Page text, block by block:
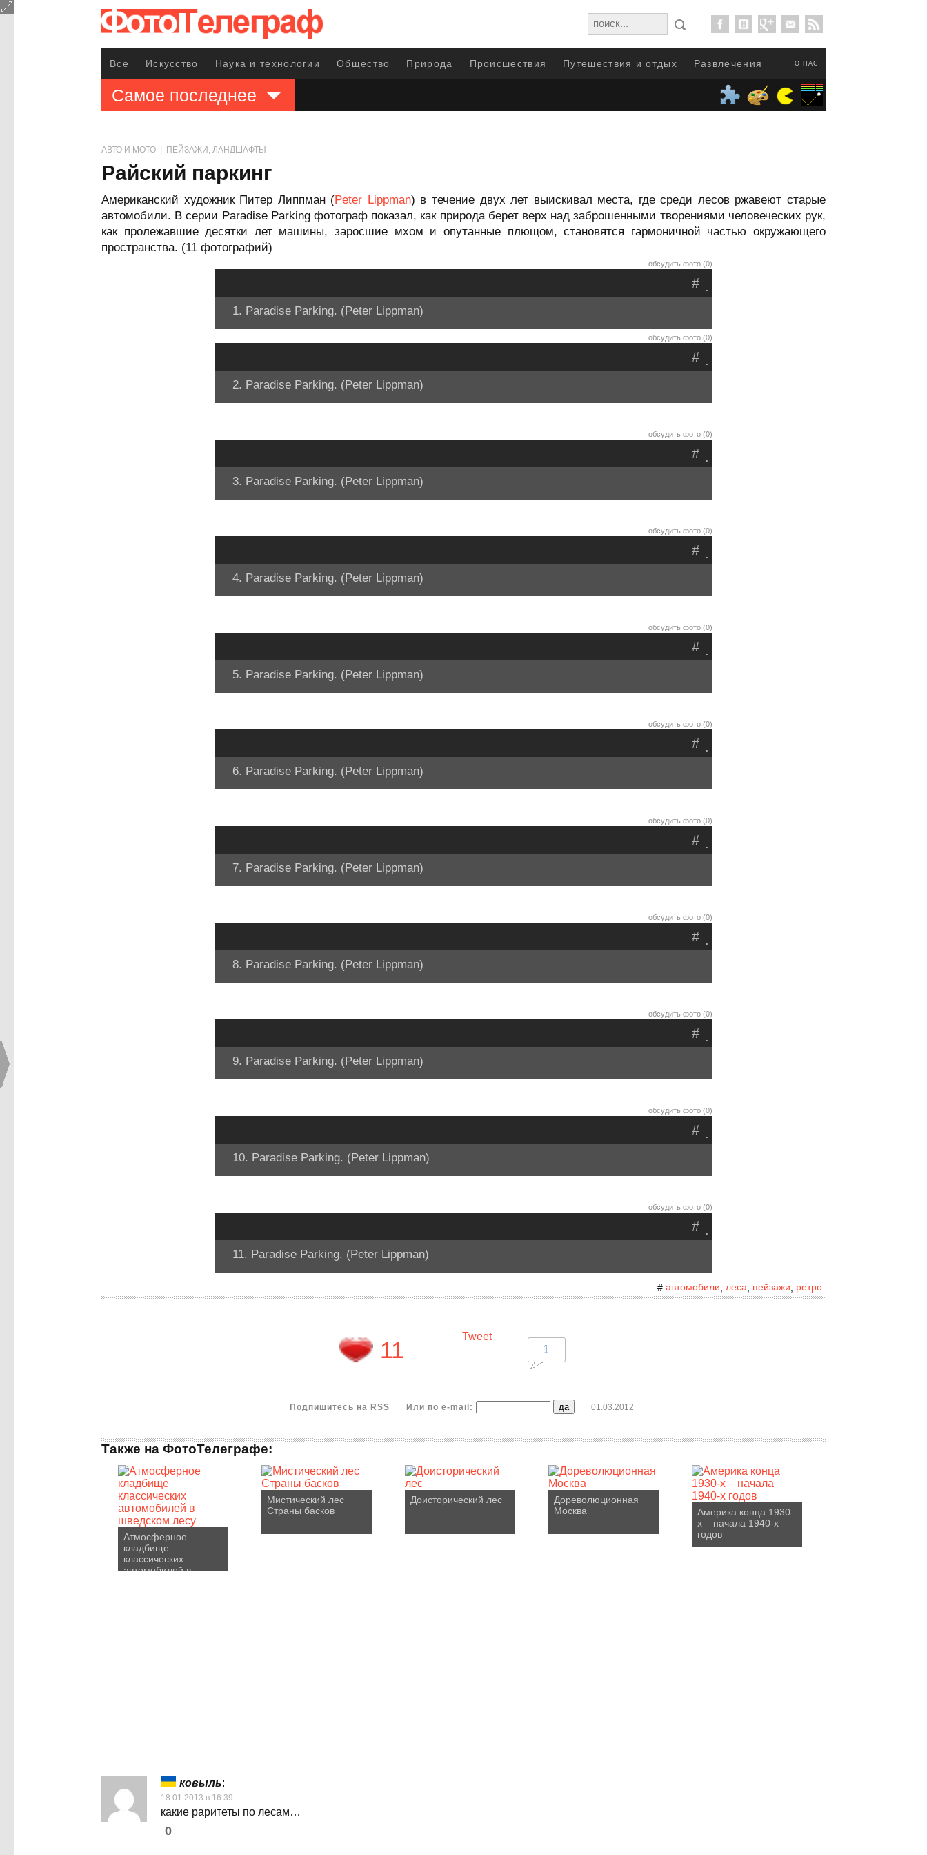
О НАС
Все Искусство Наука и технологии Общество Природа Происшествия Путешествия и отдых Развлечения
Самое последнее
АВТО И МОТО ПЕЙЗАЖИ, ЛАНДШАФТЫ
Райский паркинг
Американский художник Питер Липпман (Peter Lippman) в течение двух лет выискивал места, где среди лесов ржавеют старые
автомобили. В серии Paradise Parking фотограф показал, как природа берет верх над заброшенными творениями человеческих рук,
как пролежавшие десятки лет машины, заросшие мхом и опутанные плющом, становятся гармоничной частью окружающего
пространства. (11 фотографий)
обсудить фото (0)
.
#
1. Paradise Parking. (Peter Lippman)
обсудить фото (0)
.
#
2. Paradise Parking. (Peter Lippman)
обсудить фото (0)
.
#
3. Paradise Parking. (Peter Lippman)
обсудить фото (0)
.
#
4. Paradise Parking. (Peter Lippman)
обсудить фото (0)
.
#
5. Paradise Parking. (Peter Lippman)
обсудить фото (0)
.
#
6. Paradise Parking. (Peter Lippman)
обсудить фото (0)
.
#
7. Paradise Parking. (Peter Lippman)
обсудить фото (0)
.
#
8. Paradise Parking. (Peter Lippman)
обсудить фото (0)
.
#
9. Paradise Parking. (Peter Lippman)
обсудить фото (0)
.
#
10. Paradise Parking. (Peter Lippman)
обсудить фото (0)
.
#
11. Paradise Parking. (Peter Lippman)
# автомобили леса пейзажи ретро
11
Tweet
1
Подпишитесь на RSS Или по e-mail: 01.03.2012
Также на ФотоТелеграфе:
Атмосферное
кладбище
классических
автомобилей в
Мистический лес
Страны басков
Доисторический лес
Дореволюционная
Москва
Америка конца 1930-
х – начала 1940-х
годов
ковыль:
18.01.2013 в 16:39
какие раритеты по лесам…
0